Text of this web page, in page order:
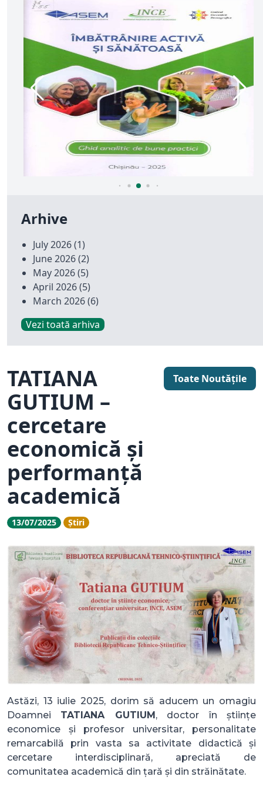
Arhive
July 2026(1)
June 2026(2)
May 2026(5)
April 2026(5)
March 2026(6)
Vezi toată arhiva
TATIANA
GUTIUM –
cercetare
economică și
performanță
academică
Toate Noutățile
13/07/2025 Știri
Astăzi, 13 iulie 2025, dorim să aducem un omagiu
Doamnei TATIANA GUTIUM , doctor în științe
economice și profesor universitar, personalitate
remarcabilă prin vasta sa activitate didactică și
cercetare interdisciplinară, apreciată de
comunitatea academică din țară și din străinătate.